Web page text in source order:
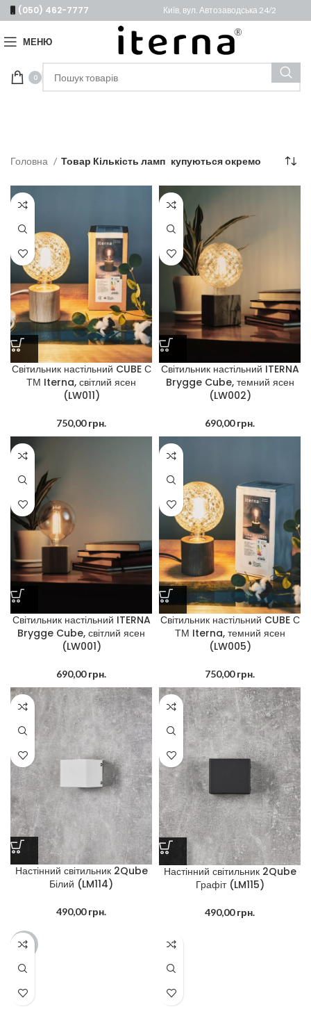
(050) 462-7777 Київ, вул. Автозаводська 24/2
МЕНЮ
0
Головна Товар Кількість ламп купуються окремо
Світильник настільний CUBE С
ТМ Iterna, світлий ясен
(LW011)
750,00грн.
Світильник настільний ITERNA
Brygge Cube, темний ясен
(LW002)
690,00грн.
Світильник настільний ITERNA
Brygge Cube, світлий ясен
(LW001)
690,00грн.
Світильник настільний CUBE С
ТМ Iterna, темний ясен
(LW005)
750,00грн.
Настінний світильник 2Qube
Білий (LM114)
490,00грн.
Настінний світильник 2Qube
Графіт (LM115)
490,00грн.
-16%